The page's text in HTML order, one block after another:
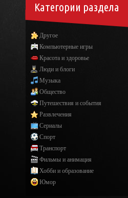
Категории раздела
Другое
Компьютерные игры
Красота и здоровье
Люди и блоги
Музыка
Общество
Путешествия и события
Развлечения
Сериалы
Спорт
Транспорт
Фильмы и анимация
Хобби и образование
Юмор